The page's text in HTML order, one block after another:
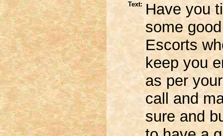
Text: Have you
some
Escorts
keep you
as per
call and
sure and